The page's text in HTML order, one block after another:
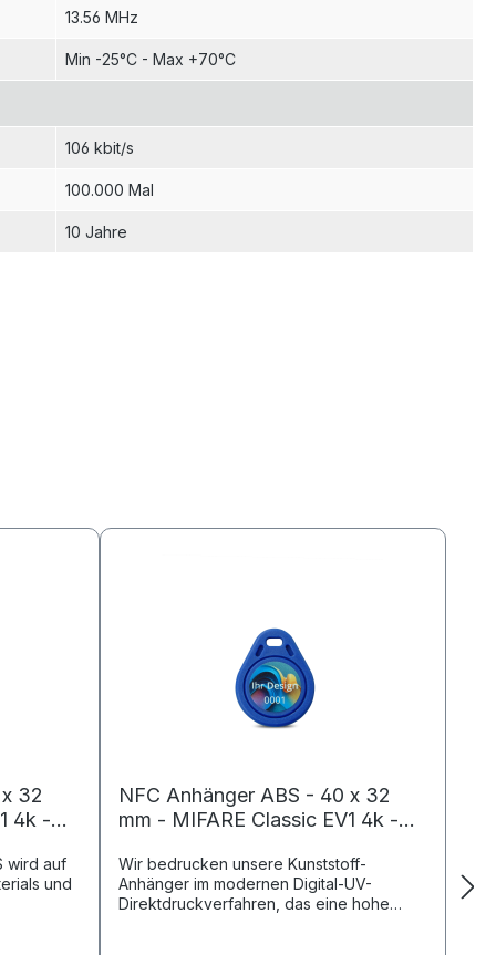
13.56 MHz
Min -25°C - Max +70°C
106 kbit/s
100.000 Mal
10 Jahre
32
4k -
wird auf
und
NFC Anhänger ABS - 40 x 32
mm - MIFARE Classic EV1 4k -
Wir bedrucken unsere Kunststoff-
Anhänger im modernen Digital-UV-
Direktdruckverfahren, das eine hohe